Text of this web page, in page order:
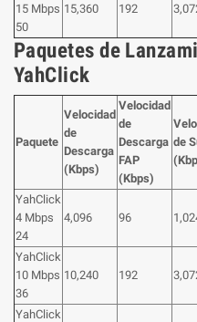
15 Mbps
50
15,360 192
Paquetes de
YahClick
Paquete
Velocidad
de
Descarga
(Kbps)
Velocidad
de
Descarga
FAP
(Kbps)
de
YahClick
4 Mbps
24
4,096 96
YahClick
10 Mbps
36
10,240 192
YahClick